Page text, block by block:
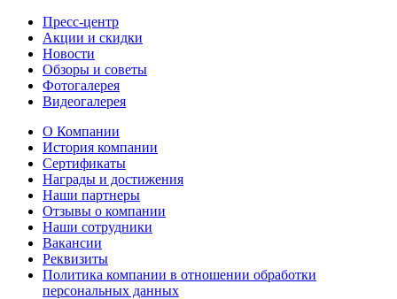
Пресс-центр
Акции и скидки
Новости
Обзоры и советы
Фотогалерея
Видеогалерея
О Компании
История компании
Сертификаты
Награды и достижения
Наши партнеры
Отзывы о компании
Наши сотрудники
Вакансии
Реквизиты
Политика компании в отношении обработки
персональных данных